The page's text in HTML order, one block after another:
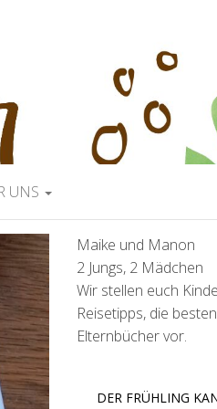
UNS
Maike und Manon
2 Jungs, 2 Mädchen
Wir stellen euch
Reisetipps, die
Elternbücher vor.
DER FRÜHLING